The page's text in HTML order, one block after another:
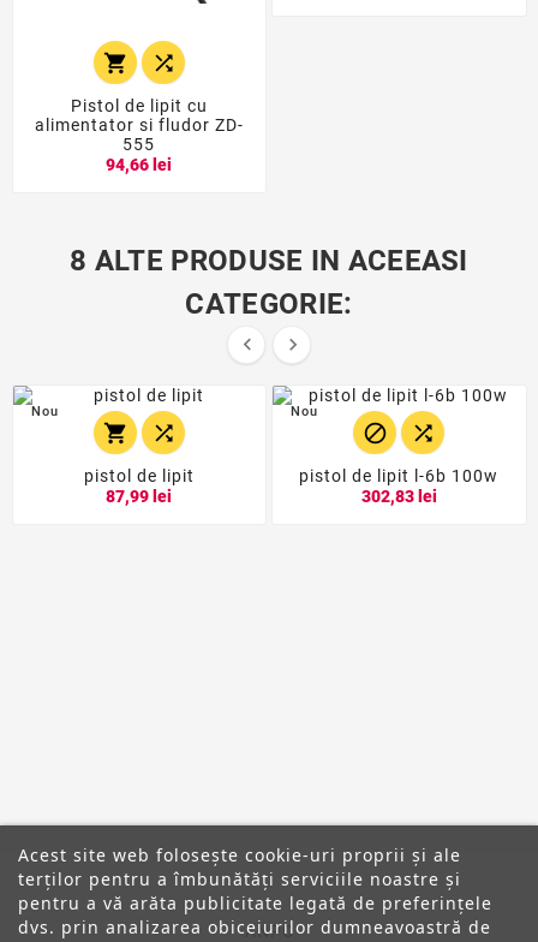
 
Pistol de lipit cu
alimentator si fludor ZD-
555
94,66 lei
8 ALTE PRODUSE IN ACEEASI
CATEGORIE:
 
Nou
 
pistol de lipit
87,99 lei
Nou
 
pistol de lipit l-6b 100w
302,83 lei
ANPC
Acest site web folosește cookie-uri proprii și ale
terților pentru a îmbunătăți serviciile noastre și
pentru a vă arăta publicitate legată de preferințele
dvs. prin analizarea obiceiurilor dumneavoastră de